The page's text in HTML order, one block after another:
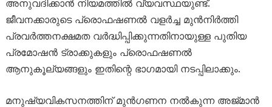
അനുവദിക്കാൻ നിയമത്തിൽ വ്യവസ്ഥയുണ്ട്.
ജീവനക്കാരുടെ പ്രൊഫഷണൽ വളർച്ച മുൻനിർത്തി
പ്രവർത്തനക്ഷമത വർദ്ധിപ്പിക്കുന്നതിനായുള്ള പുതിയ
പ്രമോഷൻ ട്രാക്കുകളും പ്രൊഫഷണൽ
ആനുകൂല്യങ്ങളും ഇതിന്റെ ഭാഗമായി നടപ്പിലാക്കും.
മനുഷ്യവികസനത്തിന് മുൻഗണന നൽകുന്ന അജ്മാൻ